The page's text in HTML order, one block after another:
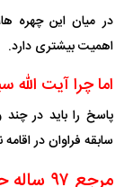
در میان این چهره
اهمیت بیشتری دارد.
اما چرا آیت
پاسخ را باید در
سابقه فراوان در اقامه